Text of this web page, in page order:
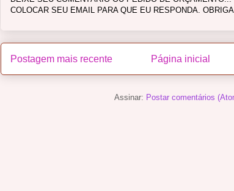
COLOCAR SEU EMAIL PARA QUE EU RESPONDA.
Postagem mais recente Página inicial
Assinar: Postar comentários